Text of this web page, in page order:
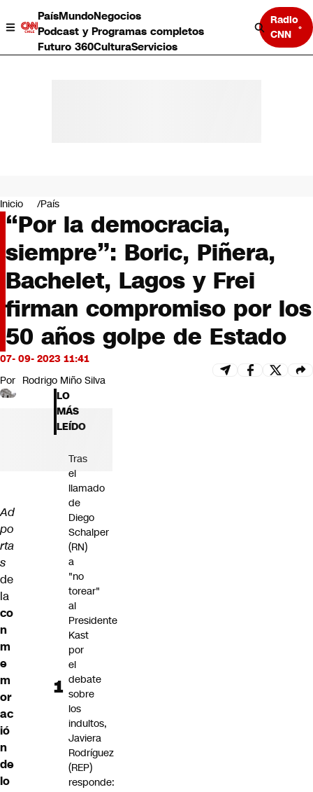
PaísMundoNegocios
Podcast y Programas completos
Futuro 360CulturaServicios
Radio
CNN
Negocios
Deportes
Programas completos
Cultura
Servicios
Bits
CNN tiempo
Futuro 360
Opinión
Inicio País
“Por la democracia,
siempre”: Boric, Piñera,
Bachelet, Lagos y Frei
firman compromiso por los
50 años golpe de Estado
07- 09- 2023 11:41
Por Rodrigo Miño Silva
Ad
po
rta
s
de
la
co
n
m
e
m
or
ac
ió
n
de
lo
LO
MÁS
LEÍDO
Tras
el
llamado
de
Diego
Schalper
(RN)
a
"no
torear"
al
Presidente
Kast
por
el
debate
sobre
los
indultos,
Javiera
Rodríguez
(REP)
responde: